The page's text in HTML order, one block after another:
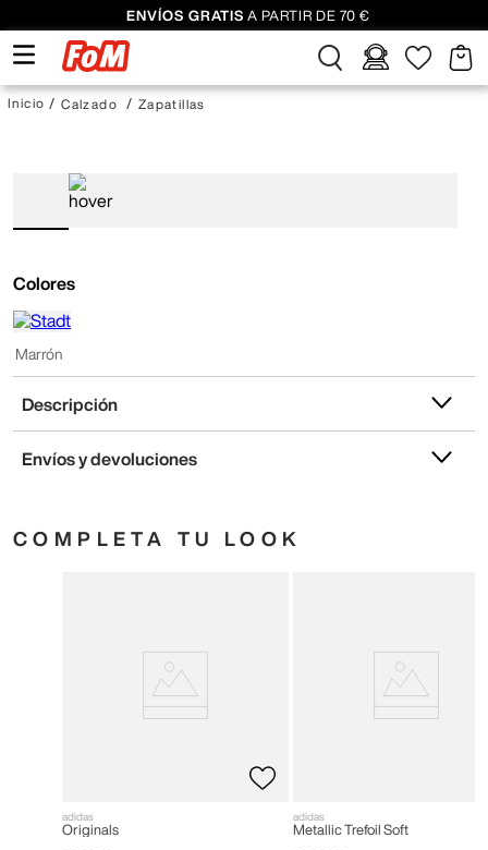
ENVÍOS GRATIS A PARTIR DE 70 €
Calzado Zapatillas
Colores
Marrón
Descripción
Envíos y devoluciones
COMPLETA TU LOOK
adidas
Originals
adidas
Metallic Trefoil Soft